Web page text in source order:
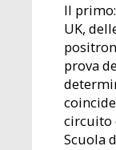
Il
UK,
prova
circuito
Scuola